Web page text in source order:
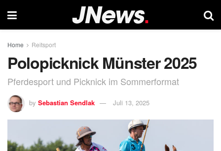
Home Reitsport
Polopicknick Münster 2025
Pferdesport und Picknick im Sommerformat
by Sebastian Sendlak Juli 13, 2025